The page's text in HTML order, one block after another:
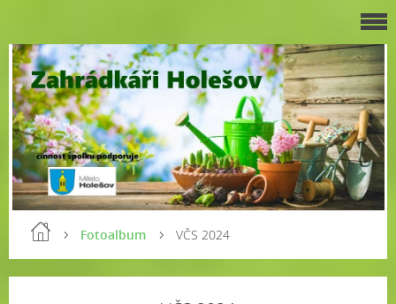
Fotoalbum VČS 2024